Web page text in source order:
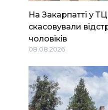
На Закарпатті у
скасовували
чоловіків
08.08.2026